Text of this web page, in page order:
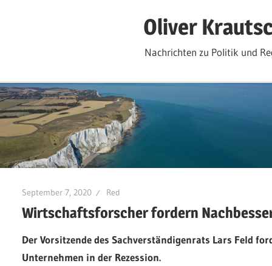
Oliver
Nachrichten zu Politik und
September 7, 2020 Red
Wirtschaftsforscher fordern
Der Vorsitzende des Sachverständigenrats Lars Feld
Unternehmen in der Rezession.